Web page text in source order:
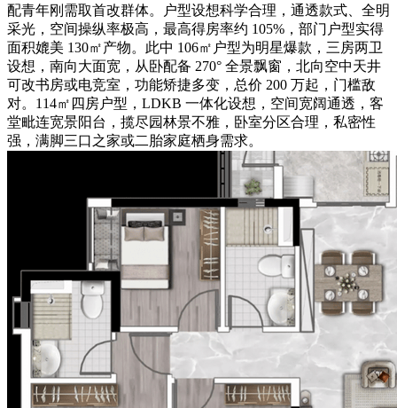
配青年刚需取首改群体。户型设想科学合理，通透款式、全明
采光，空间操纵率极高，最高得房率约 105%，部门户型实得
面积媲美 130㎡产物。此中 106㎡户型为明星爆款，三房两卫
设想，南向大面宽，从卧配备 270° 全景飘窗，北向空中天井
可改书房或电竞室，功能矫捷多变，总价 200 万起，门槛敌
对。114㎡四房户型，LDKB 一体化设想，空间宽阔通透，客
堂毗连宽景阳台，揽尽园林景不雅，卧室分区合理，私密性
强，满脚三口之家或二胎家庭栖身需求。